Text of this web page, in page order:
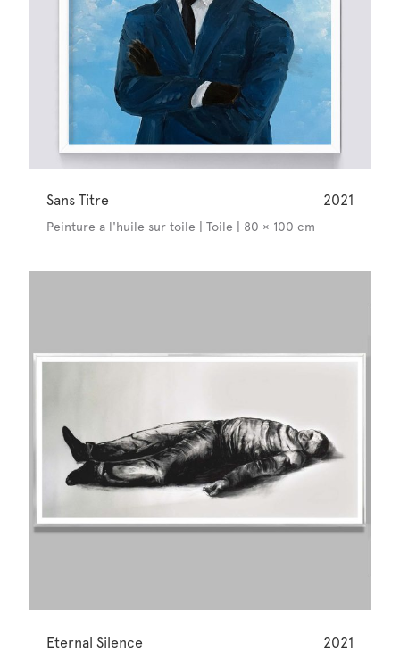
Sans Titre 2021
Peinture a l'huile sur toile | Toile | 80 × 100 cm
Eternal Silence 2021